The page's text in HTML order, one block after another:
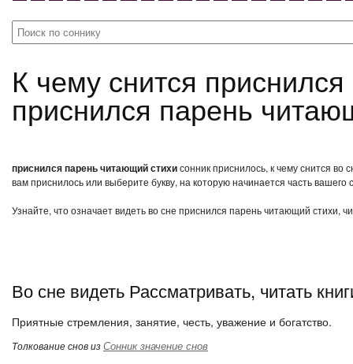
К чему снится приснился парень читающий стихи?
приснился парень
приснился парень читающий стихисонник приснилось, к чему снится
вам приснилось или выберите букву, на которую начинается часть вашего
Узнайте, что означает видеть во сне приснился парень читающий стихи,
Во сне видеть Рассматривать, читать
Приятные стремления, занятие, честь, уважение и богатство.
Толкование снов изСонник значение снов